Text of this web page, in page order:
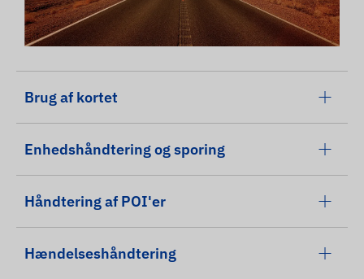
Brug af kortet
Enhedshåndtering og sporing
Håndtering af POI'er
Hændelseshåndtering